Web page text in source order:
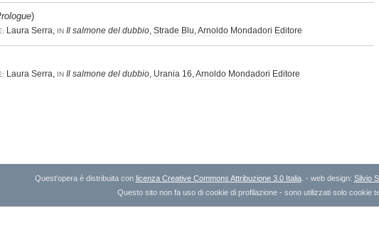
)
Laura Serra, IN Il salmone del dubbio, Strade Blu,Arnoldo Mondadori Editore
Laura Serra, IN Il salmone del dubbio, Urania 16,Arnoldo Mondadori Editore
Quest'opera è distribuita con licenza Creative Commons Attribuzione 3.0 Italia. - web design: Silvio
Questo sito non fa uso di cookie di profilazione - sono utilizzati solo cookie